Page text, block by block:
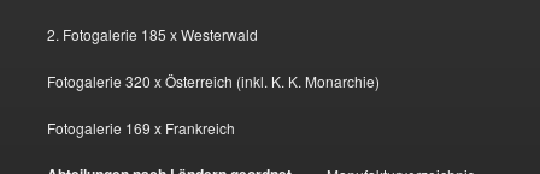
2. Fotogalerie 185 x Westerwald
Fotogalerie 320 x Österreich (inkl. K. K. Monarchie)
Fotogalerie 169 x Frankreich